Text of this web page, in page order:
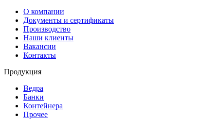
О компании
Документы и сертификаты
Производство
Наши клиенты
Вакансии
Контакты
Продукция
Ведра
Банки
Контейнера
Прочее